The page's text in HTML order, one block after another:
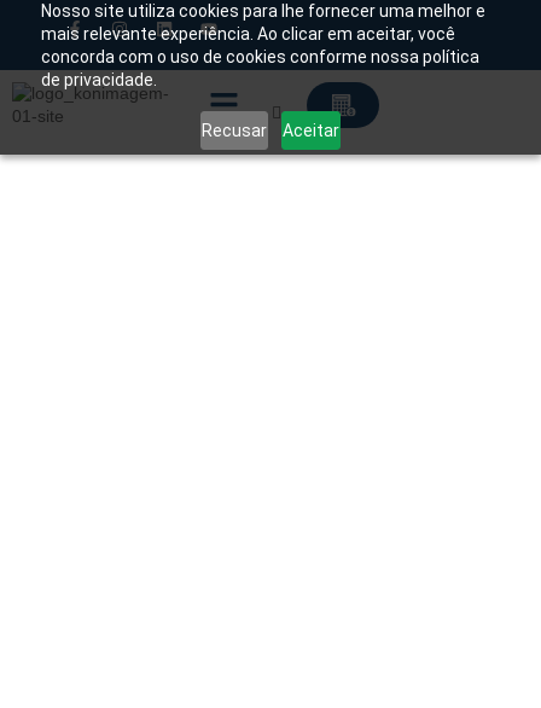
Nosso site utiliza cookies para lhe fornecer uma melhor e
mais relevante experiência. Ao clicar em aceitar, você
concorda com o uso de cookies conforme nossa política
de privacidade.
Recusar Aceitar